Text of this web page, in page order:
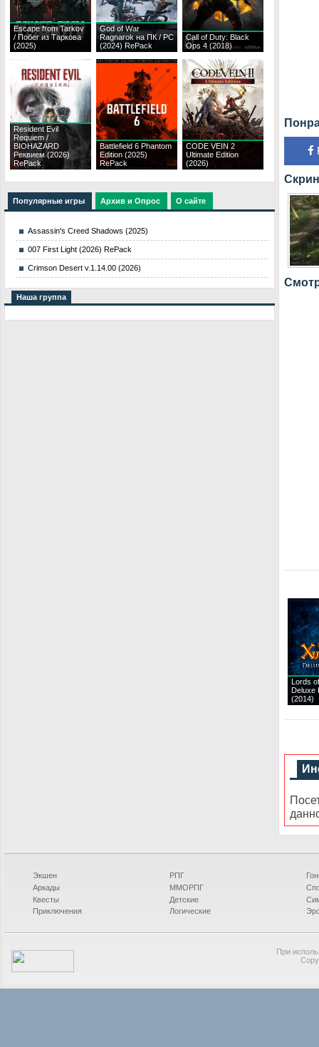
Escape from Tarkov
/ Побег из Таркова
(2025)
God of War
Ragnarok на ПК / PC
(2024) RePack
Call of Duty: Black
Ops 4 (2018)
Resident Evil
Requiem /
BIOHAZARD
Реквием (2026)
RePack
Battlefield 6 Phantom
Edition (2025)
RePack
CODE VEIN 2
Ultimate Edition
(2026)
Популярные игры Архив и Опрос О сайте
Assassin's Creed Shadows (2025)
007 First Light (2026) RePack
Crimson Desert v.1.14.00 (2026)
Наша группа
Lords
Deluxe
(2014)
Экшен
Аркады
Квесты
Приключения
РПГ
ММОРПГ
Детские
Логические
При